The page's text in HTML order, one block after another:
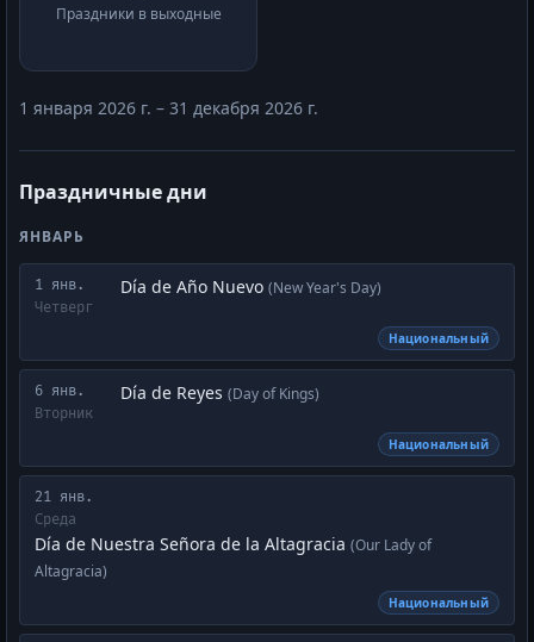
Праздники в выходные
1 января 2026 г. – 31 декабря 2026 г.
Праздничные дни
ЯНВАРЬ
1 янв.
Четверг
Día de Año Nuevo (New Year's Day)
Национальный
6 янв.
Вторник
Día de Reyes (Day of Kings)
Национальный
21 янв.
Среда
Día de Nuestra Señora de la Altagracia (Our Lady of
Altagracia)
Национальный